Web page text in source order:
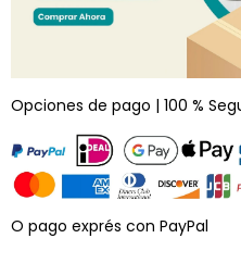
Opciones de pago | 100 %
O pago exprés con PayPal